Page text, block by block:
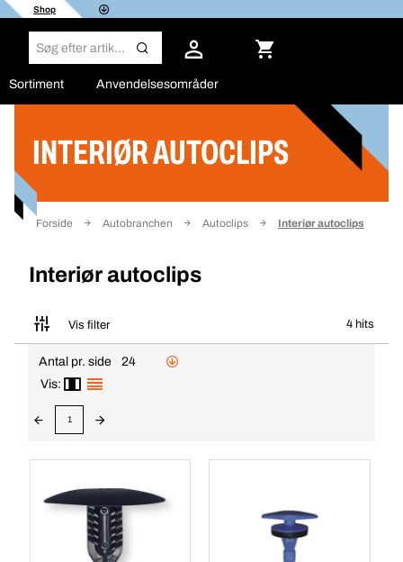
Shop
Sortiment Anvendelsesområder
INTERIØR AUTOCLIPS
Forside Autobranchen Autoclips Interiør autoclips
Interiør autoclips
Vis filter 4 hits
Filter
Antal pr. side
24
Vis:
1